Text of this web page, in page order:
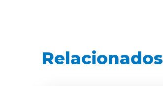
Relacionados